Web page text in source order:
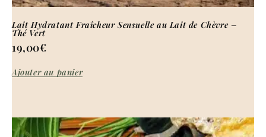
Lait Hydratant Fraîcheur Sensuelle au Lait de Chèvre –
Thé Vert
19,00€
Ajouter au panier